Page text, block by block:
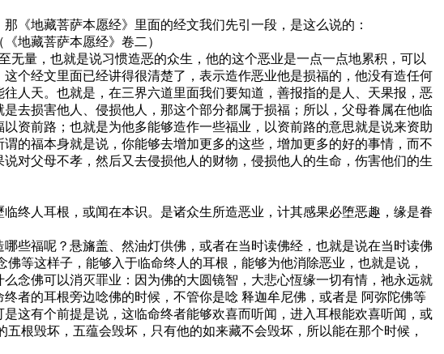
《地藏菩萨本愿经》里面的经文我们先引一段，是这么说的：
地藏菩萨本愿经》卷二）
量，也就是说习惯造恶的众生，他的这个恶业是一点一点地累积，可以
个经文里面已经讲得很清楚了，表示造作恶业他是损福的，他没有造任何
人天。也就是，在三界六道里面我们要知道，善报指的是人、天果报，恶
去损害他人、侵损他人，那这个部分都属于损福；所以，父母眷属在他临
资前路；也就是为他多能够造作一些福业，以资前路的意思就是说来资助
的福本身就是说，你能够去增加更多的这些，增加更多的好的事情，而不
对父母不孝，然后又去侵损他人的财物，侵损他人的生命，伤害他们的生
终人耳根，或闻在本识。是诸众生所造恶业，计其感果必堕恶趣，缘是眷
些福呢？悬旛盖、然油灯供佛，或者在当时读佛经，也就是说在当时读佛
等这样子，能够入于临命终人的耳根，能够为他消除恶业，也就是说，
念佛可以消灭罪业：因为佛的大圆镜智，大悲心恆缘一切有情，祂永远就
者的耳根旁边唸佛的时候，不管你是唸 释迦牟尼佛，或者是 阿弥陀佛等
这有个前提是说，这临命终者能够欢喜而听闻，进入耳根能欢喜听闻，或
根毁坏，五蕴会毁坏，只有他的如来藏不会毁坏，所以能在那个时候，